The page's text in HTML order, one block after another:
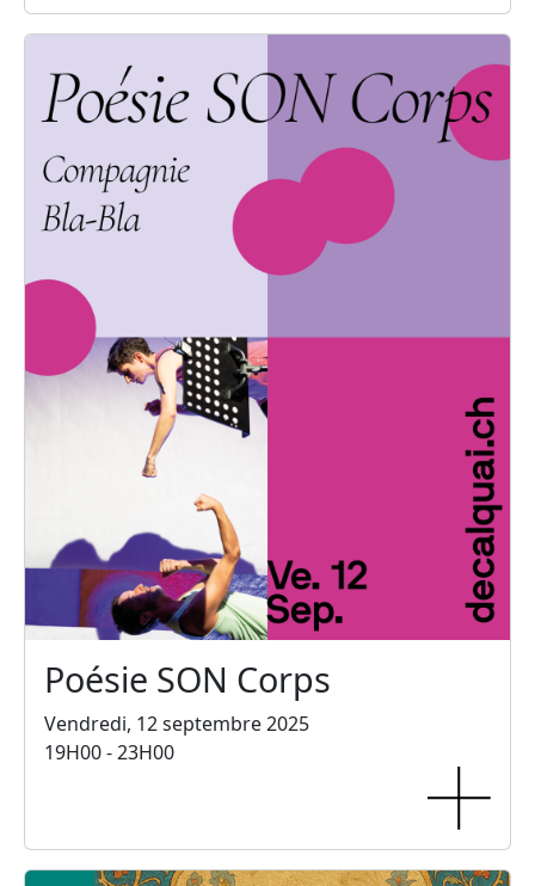
Poésie SON Corps
Vendredi, 12 septembre 2025
19H00 - 23H00